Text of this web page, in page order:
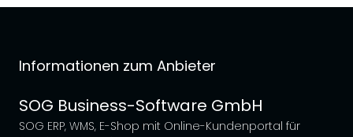
Informationen zum Anbieter
SOG Business-Software GmbH
SOG ERP, WMS, E-Shop mit Online-Kundenportal für